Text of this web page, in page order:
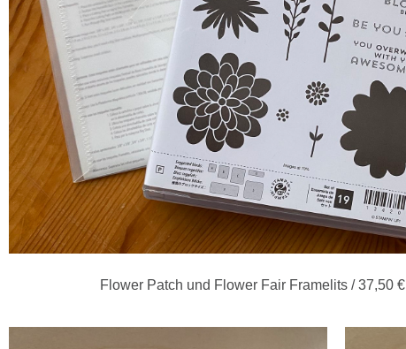
Flower Patch und Flower Fair Framelits / 37,50 €